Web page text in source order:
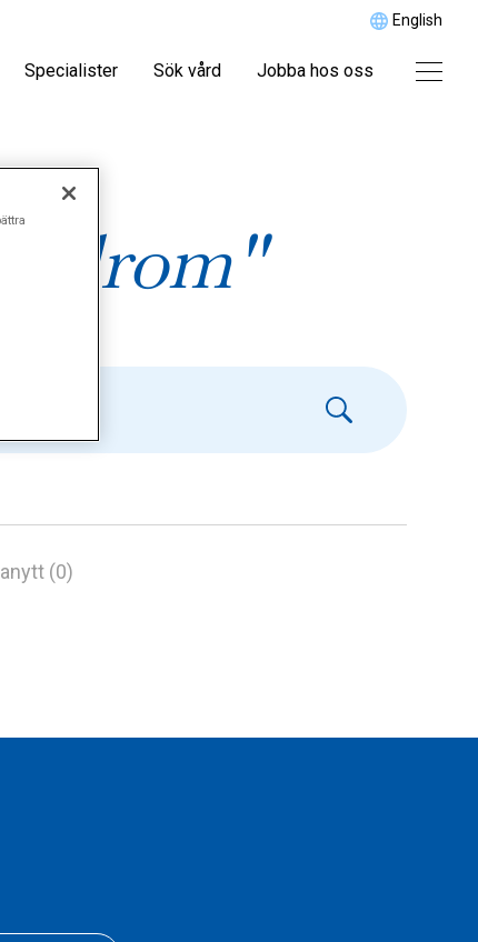
English
Specialister Sök vård Jobba hos oss
(0)